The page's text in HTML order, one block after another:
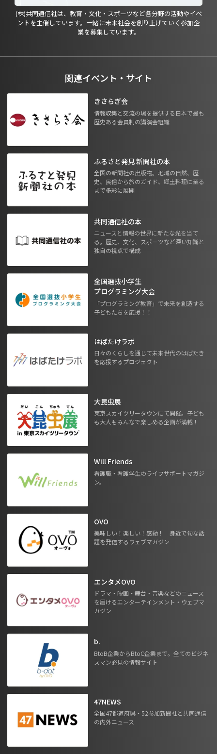
(株)共同通信社は、教育・文化・スポーツなど各分野の活動やイベ
ントを主催しています。一緒に未来社会を創り上げていく参加企
業を募集しています。
関連イベント・サイト
きさらぎ会
情報収集と交流の場を提供する日本で最も
歴史ある会員制の講演会組織
ふるさと発見 新聞社の本
全国の新聞社の出版物。地域の自然、歴
史、民俗から旅のガイド、郷土料理に至る
まで多彩に展開
共同通信社の本
ニュースと情報の世界に新たな光を当て
る。歴史、文化、スポーツなど深い知識と
独自の視点で構成
全国選抜小学生
プログラミング大会
「プログラミング教育」で未来を創造する
子どもたちを応援！！
はばたけラボ
日々のくらしを通じて未来世代のはばたき
を応援するプロジェクト
大昆虫展
東京スカイツリータウンにて開催。子ども
も大人もみんなで楽しめる企画が満載！
Will Friends
看護職・看護学生のライフサポートマガジ
ン。
OVO
美味しい！楽しい！感動！ 身近で旬な話
題を発信するウェブマガジン
エンタメOVO
ドラマ・映画・舞台・音楽などのニュース
を届けるエンターテインメント・ウェブマ
ガジン
b.
BtoB企業からBtoC企業まで。全てのビジネ
スマン必見の情報サイト
47NEWS
全国47都道府県・52参加新聞社と共同通信
の内外ニュース